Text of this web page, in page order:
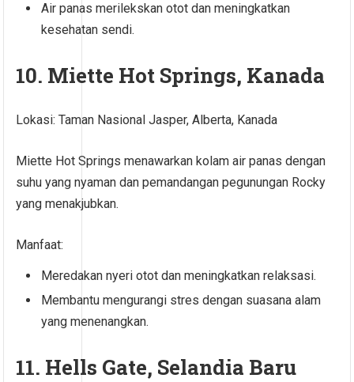
Air panas merilekskan otot dan meningkatkan
kesehatan sendi.
10. Miette Hot Springs, Kanada
Lokasi: Taman Nasional Jasper, Alberta, Kanada
Miette Hot Springs menawarkan kolam air panas dengan
suhu yang nyaman dan pemandangan pegunungan Rocky
yang menakjubkan.
Manfaat:
Meredakan nyeri otot dan meningkatkan relaksasi.
Membantu mengurangi stres dengan suasana alam
yang menenangkan.
11. Hells Gate, Selandia Baru